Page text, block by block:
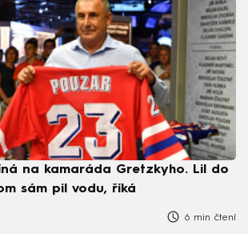
na kamaráda Gretzkyho. Lil do
sám pil vodu, říká
6 min čtení